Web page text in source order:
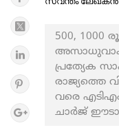
500,
പ്രത്യേക
രാജ്യത്തെ
വരെ
ചാര്‍ജ്